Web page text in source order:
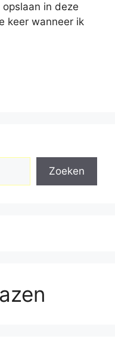
in deze
keer wanneer ik
Zoeken